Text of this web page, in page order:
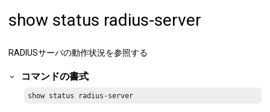
show status radius-server
RADIUSサーバの動作状況を参照する
コマンドの書式
show status radius-server